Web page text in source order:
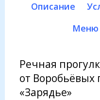
Описание
Меню
Речная
от Воробьёвых
«Зарядье»